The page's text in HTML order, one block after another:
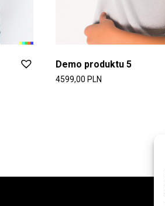
Demo produktu 5
4599,00 PLN